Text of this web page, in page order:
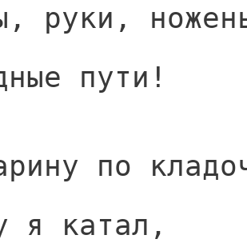
руки,
пути!
по
я катал,